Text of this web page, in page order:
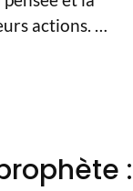
actions. …
: